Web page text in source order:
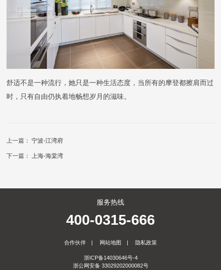
关于我们
发展历程
荣誉资质
生产基地
社会责任
新闻资讯
联系
舒适不是一种流行，她只是一种生活态度，当所有的摩登都擦肩而过
时，只有自由仍执着地畅想岁月的滋味。
上一篇：宁波-江湾府
下一篇： 上海-海棠湾
服务热线
400-0315-666
合作伙伴 | 网站地图 | 隐私政策
浙ICP备14030646号-4
浙公网安备 33029202000082号